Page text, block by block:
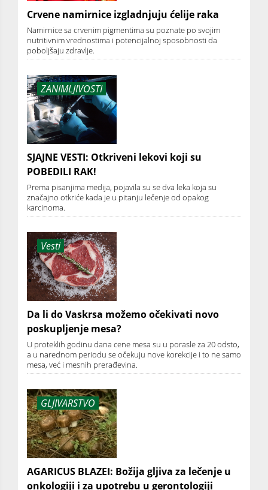
Crvene namirnice izgladnjuju ćelije raka
Namirnice sa crvenim pigmentima su poznate po svojim
nutritivnim vrednostima i potencijalnoj sposobnosti da
poboljšaju zdravlje.
ZANIMLJIVOSTI
SJAJNE VESTI: Otkriveni lekovi koji su
POBEDILI RAK!
Prema pisanjima medija, pojavila su se dva leka koja su
značajno otkriće kada je u pitanju lečenje od opakog
karcinoma.
Vesti
Da li do Vaskrsa možemo očekivati novo
poskupljenje mesa?
U proteklih godinu dana cene mesa su u porasle za 20 odsto,
a u narednom periodu se očekuju nove korekcije i to ne samo
mesa, već i mesnih prerađevina.
GLJIVARSTVO
AGARICUS BLAZEI: Božija gljiva za lečenje u
onkologiji i za upotrebu u gerontologiji